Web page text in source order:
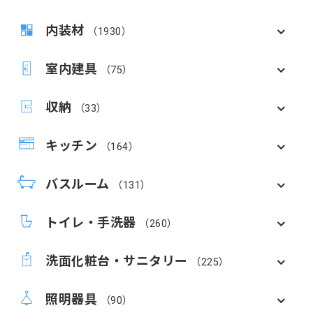
内装材 （1930）
室内建具 （75）
収納 （33）
キッチン （164）
バスルーム （131）
トイレ・手洗器 （260）
洗面化粧台・サニタリー （225）
照明器具 （90）